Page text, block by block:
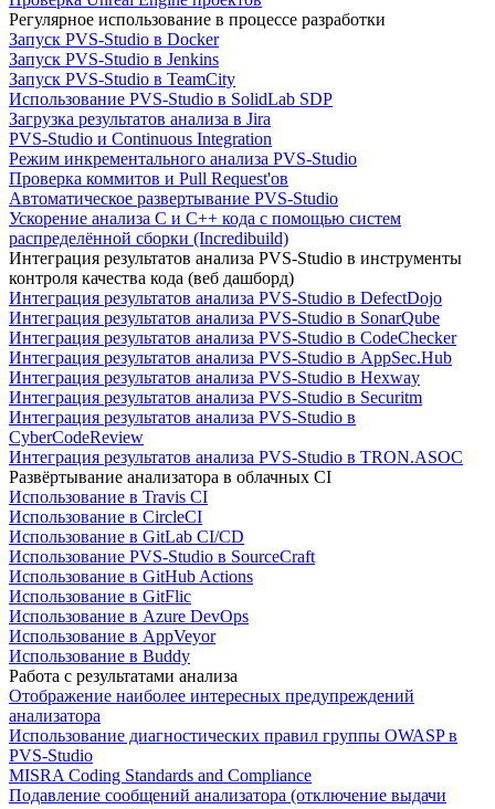
Регулярное использование в процессе разработки
Запуск PVS-Studio в Docker
Запуск PVS-Studio в Jenkins
Запуск PVS-Studio в TeamCity
Использование PVS-Studio в SolidLab SDP
Загрузка результатов анализа в Jira
PVS-Studio и Continuous Integration
Режим инкрементального анализа PVS-Studio
Проверка коммитов и Pull Request'ов
Автоматическое развертывание PVS-Studio
Ускорение анализа C и C++ кода с помощью систем
распределённой сборки (Incredibuild)
Интеграция результатов анализа PVS-Studio в инструменты
контроля качества кода (веб дашборд)
Интеграция результатов анализа PVS-Studio в DefectDojo
Интеграция результатов анализа PVS-Studio в SonarQube
Интеграция результатов анализа PVS-Studio в CodeChecker
Интеграция результатов анализа PVS-Studio в AppSec.Hub
Интеграция результатов анализа PVS-Studio в Hexway
Интеграция результатов анализа PVS-Studio в Securitm
Интеграция результатов анализа PVS-Studio в
CyberCodeReview
Интеграция результатов анализа PVS-Studio в TRON.ASOC
Развёртывание анализатора в облачных CI
Использование в Travis CI
Использование в CircleCI
Использование в GitLab CI/CD
Использование PVS-Studio в SourceCraft
Использование в GitHub Actions
Использование в GitFlic
Использование в Azure DevOps
Использование в AppVeyor
Использование в Buddy
Работа с результатами анализа
Отображение наиболее интересных предупреждений
анализатора
Использование диагностических правил группы OWASP в
PVS-Studio
MISRA Coding Standards and Compliance
Подавление сообщений анализатора (отключение выдачи